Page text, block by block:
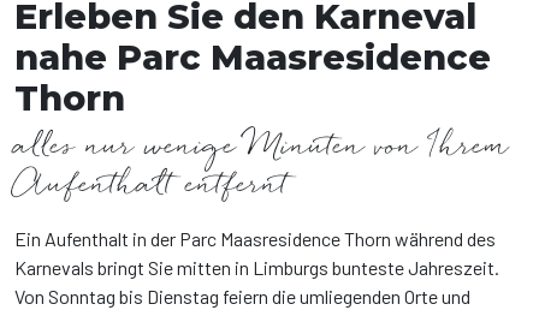
Erleben Sie den Karneval
nahe Parc Maasresidence
Thorn
alles nur wenige Minuten von Ihrem
Aufenthalt entfernt
Ein Aufenthalt in der Parc Maasresidence Thorn während des
Karnevals bringt Sie mitten in Limburgs bunteste Jahreszeit.
Von Sonntag bis Dienstag feiern die umliegenden Orte und